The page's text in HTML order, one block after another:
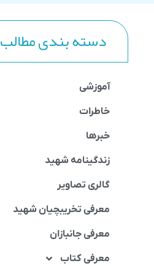
دسته بندی مطالب
آموزشی
خاطرات
خبرها
زندگینامه شهید
گالری تصاویر
معرفی تخریبچیان شهید
معرفی جانبازان
معرفی کتاب